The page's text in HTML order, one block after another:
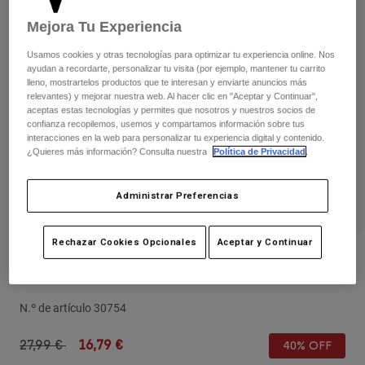
Pantalones largos
Pantalones cortos
Chaquetas y chalecos
Guantes
Protecciones
Accesorios
Recambios
Pantalones
Guantes
Chaquetas
Protecciones
Gafas de protección
Calcetines
Mochilas y accesorios
Camisas
Ver todo
Mujer
Camisetas y tops
Sudaderas
Pantalones
Camisas
Niños
Protecciones
Calcetines
Ver todo
Moto
Pantalones
Gafas de Protección
Gorra Juvenil Vzns Camo 110 Snapback
N.º de artículo 30754
Price reduced from
27,99 €to16,79 € 40% OFF
Mejora Tu Experiencia
Usamos cookies y otras tecnologías para optimizar tu experiencia online. Nos
ayudan a recordarte, personalizar tu visita (por ejemplo, mantener tu carrito
lleno, mostrartelos productos que te interesan y enviarte anuncios más
relevantes) y mejorar nuestra web. Al hacer clic en "Aceptar y Continuar",
aceptas estas tecnologías y permites que nosotros y nuestros socios de
confianza recopilemos, usemos y compartamos información sobre tus
interacciones en la web para personalizar tu experiencia digital y contenido.
¿Quieres más información? Consulta nuestra
Política de Privacidad
Administrar Preferencias
Rechazar Cookies Opcionales Aceptar y Continuar